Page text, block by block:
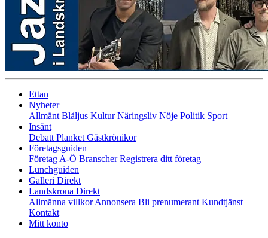
Ettan
Nyheter
Allmänt Blåljus KulturNäringsliv Nöje Politik Sport
Insänt
Debatt Planket Gästkrönikor
Företagsguiden
Företag A-Ö BranscherRegistrera ditt företag
Lunchguiden
Galleri Direkt
Landskrona Direkt
Allmänna villkorAnnonsera Bli prenumerant Kundtjänst
Kontakt
Mitt konto